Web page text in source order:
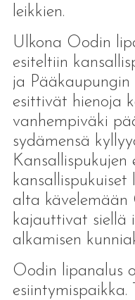
leikkien.
Ulkona Oodin
esiteltiin
ja
esittivät hienoja
vanhempiväki
sydämensä
Kansallispukujen
alta
kajauttivat siellä
alkamisen
Oodin lipanalus
esiintymispaikka.